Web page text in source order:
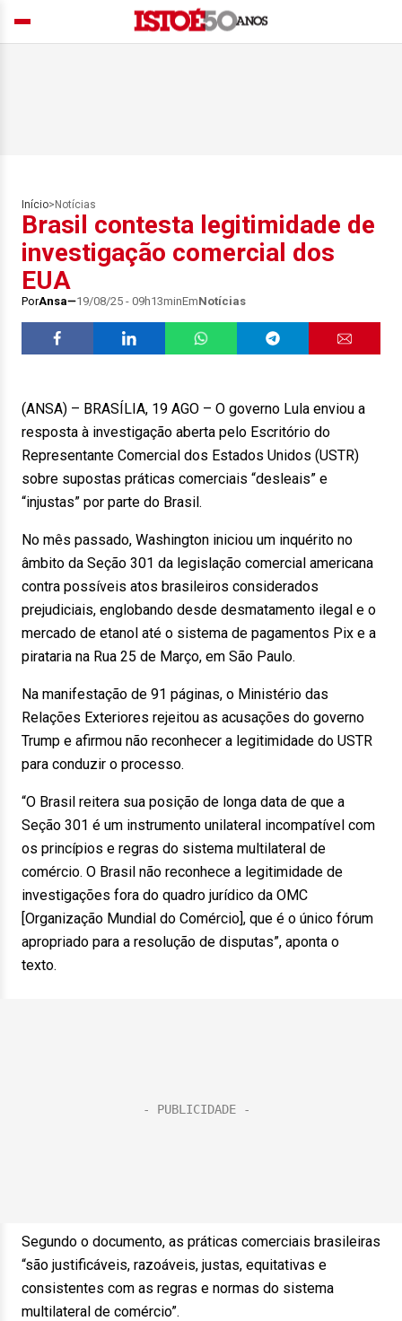
Início> Notícias
Brasil contesta legitimidade de
investigação comercial dos
EUA
PorAnsa 19/08/25 - 09h13minEmNotícias
(ANSA) – BRASÍLIA, 19 AGO – O governo Lula enviou a
resposta à investigação aberta pelo Escritório do
Representante Comercial dos Estados Unidos (USTR)
sobre supostas práticas comerciais “desleais” e
“injustas” por parte do Brasil.
No mês passado, Washington iniciou um inquérito no
âmbito da Seção 301 da legislação comercial americana
contra possíveis atos brasileiros considerados
prejudiciais, englobando desde desmatamento ilegal e o
mercado de etanol até o sistema de pagamentos Pix e a
pirataria na Rua 25 de Março, em São Paulo.
Na manifestação de 91 páginas, o Ministério das
Relações Exteriores rejeitou as acusações do governo
Trump e afirmou não reconhecer a legitimidade do USTR
para conduzir o processo.
“O Brasil reitera sua posição de longa data de que a
Seção 301 é um instrumento unilateral incompatível com
os princípios e regras do sistema multilateral de
comércio. O Brasil não reconhece a legitimidade de
investigações fora do quadro jurídico da OMC
[Organização Mundial do Comércio], que é o único fórum
apropriado para a resolução de disputas”, aponta o
texto.
Segundo o documento, as práticas comerciais brasileiras
“são justificáveis, razoáveis, justas, equitativas e
consistentes com as regras e normas do sistema
multilateral de comércio”.